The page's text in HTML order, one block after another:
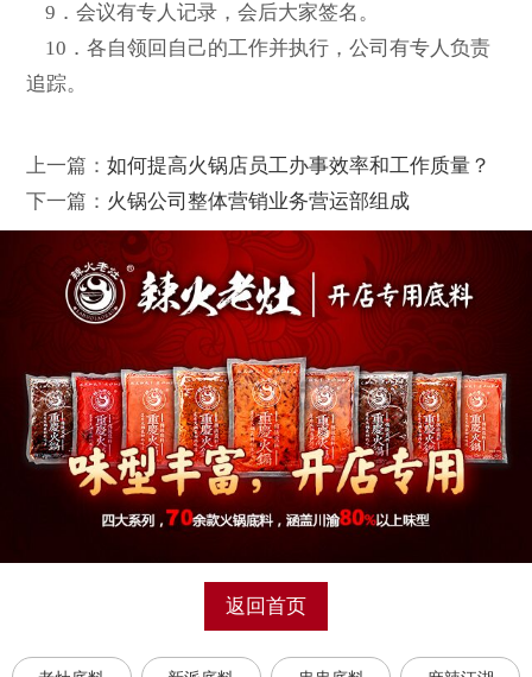
9．会议有专人记录，会后大家签名。
10．各自领回自己的工作并执行，公司有专人负责
追踪。
上一篇：如何提高火锅店员工办事效率和工作质量？
下一篇： 火锅公司整体营销业务营运部组成
返回首页